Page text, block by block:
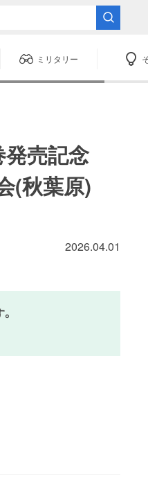
ミリタリー
発売記念
(秋葉原)
2026.04.01